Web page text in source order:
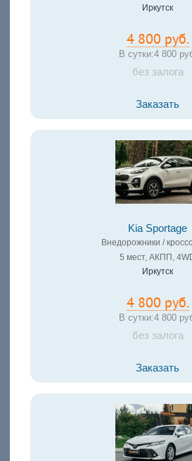
Иркутск
4 800 руб.
В сутки:4 800
без залога
Заказать
Kia Sportage
Внедорожники /
5 мест, АКПП,
Иркутск
4 800 руб.
В сутки:4 800
без залога
Заказать